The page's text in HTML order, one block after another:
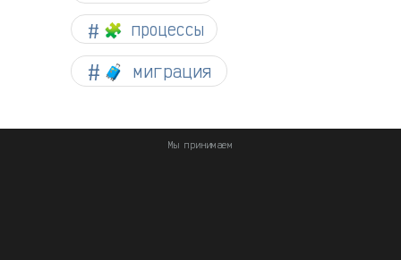
🧩 процессы
🧳 миграция
Мы принимаем